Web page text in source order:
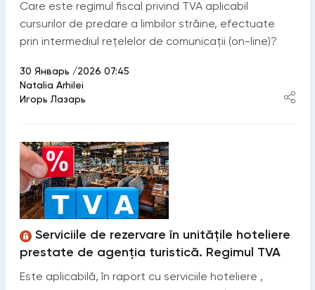
Care este regimul fiscal privind TVA aplicabil
cursurilor de predare a limbilor străine, efectuate
prin intermediul rețelelor de comunicații (on-line)?
30 Январь /2026 07:45
Natalia Arhilei
Игорь Лазарь
Serviciile de rezervare în unitățile hoteliere
prestate de agenția turistică. Regimul TVA
Este aplicabilă, în raport cu serviciile hoteliere ,